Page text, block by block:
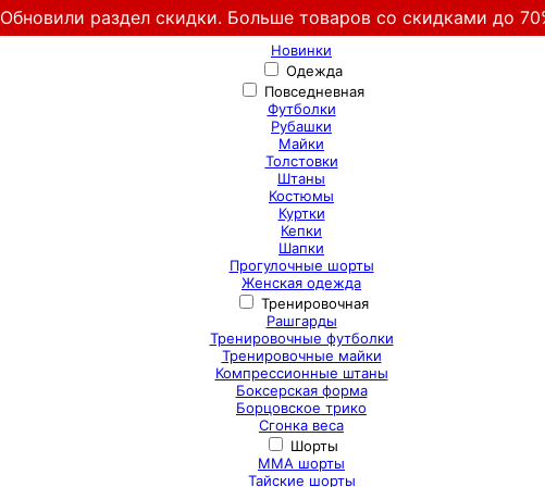
Обновили раздел скидки. Больше товаров со скидками до
Новинки
Одежда
Повседневная
Футболки
Рубашки
Майки
Толстовки
Штаны
Костюмы
Куртки
Кепки
Шапки
Прогулочные шорты
Женская одежда
Тренировочная
Рашгарды
Тренировочные футболки
Тренировочные майки
Компрессионные штаны
Боксерская форма
Борцовское трико
Сгонка веса
Шорты
ММА шорты
Тайские шорты